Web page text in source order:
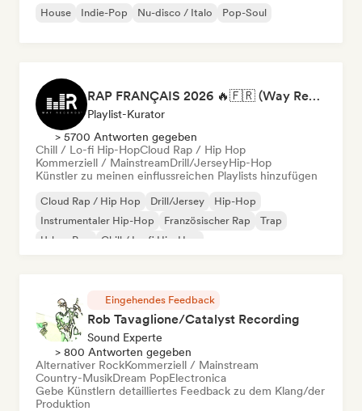
House
Indie-Pop Nu-disco / Italo Pop-Soul
RAP FRANÇAIS 2026 🔥🇫🇷 (Way Records)
Playlist-Kurator
> 5700 Antworten gegeben
Chill / Lo-fi Hip-HopCloud Rap / Hip Hop
Kommerziell / MainstreamDrill/JerseyHip-Hop
Künstler zu meinen einflussreichen Playlists hinzufügen
Cloud Rap / Hip Hop Drill/Jersey
Hip-Hop
Instrumentaler Hip-Hop
Französischer Rap
Trap
Urban Pop
Chill / Lo-fi Hip-Hop
Eingehendes Feedback
Rob Tavaglione/Catalyst Recording
Sound Experte
> 800 Antworten gegeben
Alternativer RockKommerziell / Mainstream
Country-MusikDream PopElectronica
Gebe Künstlern detailliertes Feedback zu dem Klang/der
Produktion